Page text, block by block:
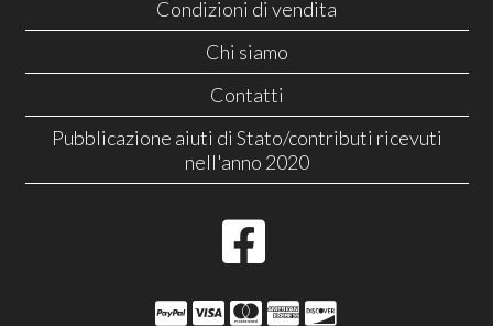
Condizioni di vendita
Chi siamo
Contatti
Pubblicazione aiuti di Stato/contributi ricevuti
nell'anno 2020